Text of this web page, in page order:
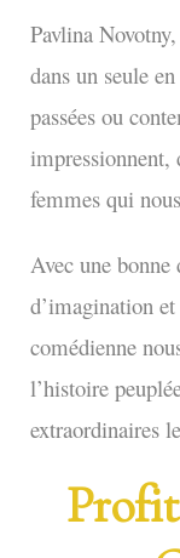
Pavlina
dans un seule
passées ou
impressionnent,
femmes qui
Avec une bonne
d’imagination
comédienne
l’histoire
extraordinaires